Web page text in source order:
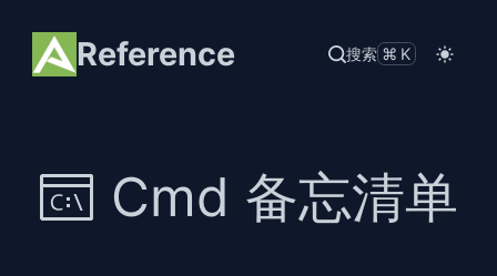
Reference 搜索 ⌘K
Cmd 备忘清单